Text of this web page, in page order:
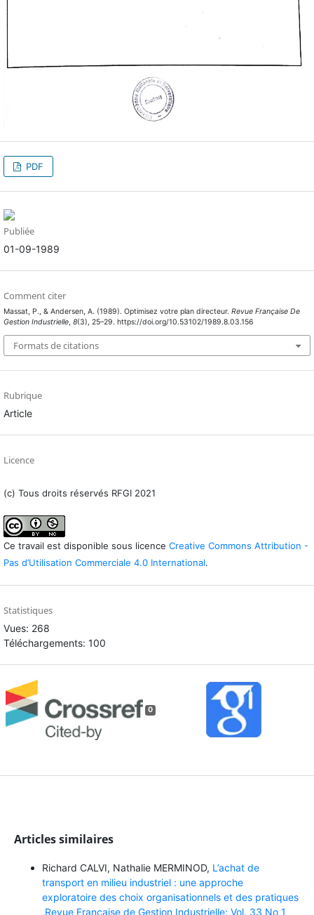
PDF
Publiée
01-09-1989
Comment citer
Massat, P., & Andersen, A. (1989). Optimisez votre plan directeur. Revue Française De
Gestion Industrielle, 8(3), 25–29. https://doi.org/10.53102/1989.8.03.156
Formats de citations
Rubrique
Article
Licence
(c) Tous droits réservés RFGI 2021
Ce travail est disponible sous licence Creative Commons Attribution -
Pas d’Utilisation Commerciale 4.0 International.
Statistiques
Vues: 268
Téléchargements: 100
0
Articles similaires
Richard CALVI, Nathalie MERMINOD, L’achat de
transport en milieu industriel : une approche
exploratoire des choix organisationnels et des pratiques
,Revue Française de Gestion Industrielle: Vol. 33 No 1